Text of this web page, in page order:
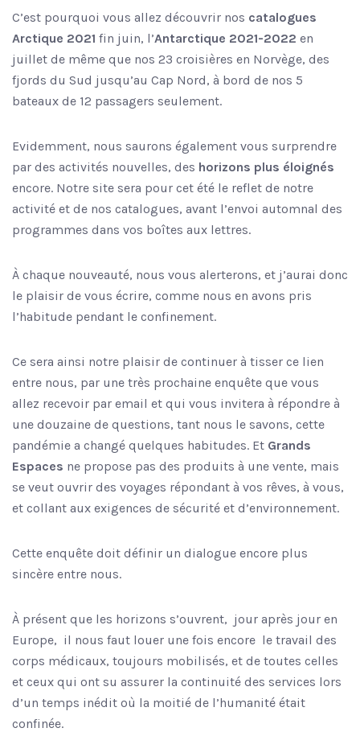
C’est pourquoi vous allez découvrir nos catalogues
Arctique 2021 fin juin, l’Antarctique 2021-2022 en
juillet de même que nos 23 croisières en Norvège, des
fjords du Sud jusqu’au Cap Nord, à bord de nos 5
bateaux de 12 passagers seulement.
Evidemment, nous saurons également vous surprendre
par des activités nouvelles, des horizons plus éloignés
encore. Notre site sera pour cet été le reflet de notre
activité et de nos catalogues, avant l’envoi automnal des
programmes dans vos boîtes aux lettres.
À chaque nouveauté, nous vous alerterons, et j’aurai donc
le plaisir de vous écrire, comme nous en avons pris
l’habitude pendant le confinement.
Ce sera ainsi notre plaisir de continuer à tisser ce lien
entre nous, par une très prochaine enquête que vous
allez recevoir par email et qui vous invitera à répondre à
une douzaine de questions, tant nous le savons, cette
pandémie a changé quelques habitudes. Et Grands
Espaces ne propose pas des produits à une vente, mais
se veut ouvrir des voyages répondant à vos rêves, à vous,
et collant aux exigences de sécurité et d’environnement.
Cette enquête doit définir un dialogue encore plus
sincère entre nous.
À présent que les horizons s’ouvrent, jour après jour en
Europe, il nous faut louer une fois encore le travail des
corps médicaux, toujours mobilisés, et de toutes celles
et ceux qui ont su assurer la continuité des services lors
d’un temps inédit où la moitié de l’humanité était
confinée.